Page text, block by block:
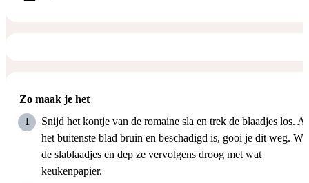
Zo maak je het
Snijd het kontje van de romaine sla en trek de blaadjes los.
het buitenste blad bruin en beschadigd is, gooi je dit weg.
de slablaadjes en dep ze vervolgens droog met wat
keukenpapier.